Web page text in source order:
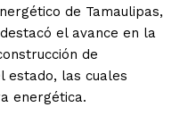
de Tamaulipas,
el avance en la
de
estado, las cuales
energética.